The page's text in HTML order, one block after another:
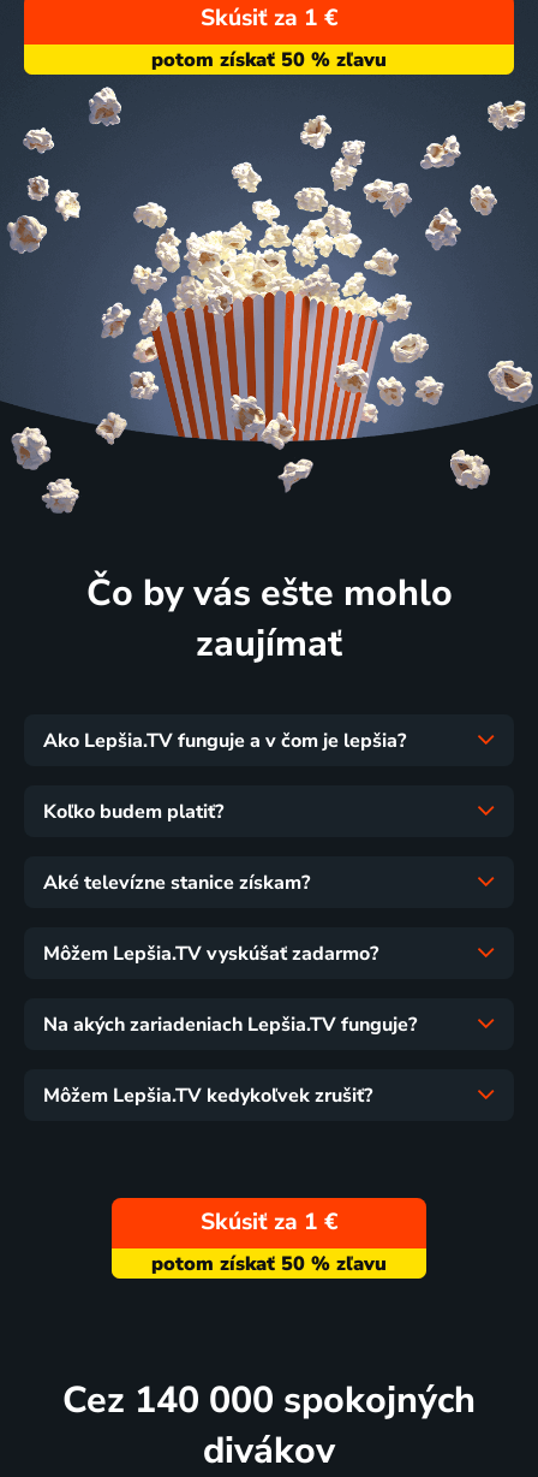
Skúsiť za 1 €
Čo by vás ešte mohlo
zaujímať
Ako Lepšia.TV funguje a v čom je lepšia?
Koľko budem platiť?
Aké televízne stanice získam?
Môžem Lepšia.TV vyskúšať zadarmo?
Na akých zariadeniach Lepšia.TV funguje?
Môžem Lepšia.TV kedykoľvek zrušiť?
Skúsiť za 1 €
Cez 140 000 spokojných
divákov